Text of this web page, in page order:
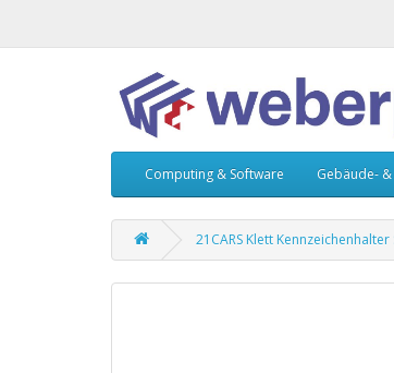
Computing & Software Gebäude-
21CARS Klett